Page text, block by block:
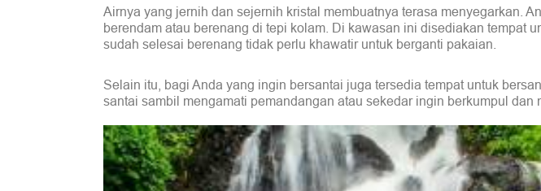
Airnya yang jernih dan sejernih kristal membuatnya terasa menyegarkan.
berendam atau berenang di tepi kolam. Di kawasan ini disediakan tempat
sudah selesai berenang tidak perlu khawatir untuk berganti pakaian.
Selain itu, bagi Anda yang ingin bersantai juga tersedia tempat untuk
santai sambil mengamati pemandangan atau sekedar ingin berkumpul dan